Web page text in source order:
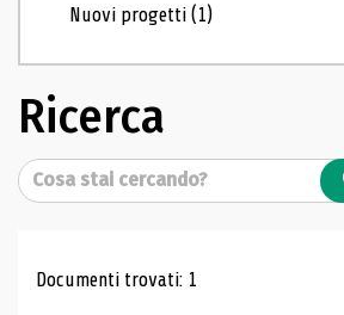
Nuovi progetti(1)
Ricerca
Cerca
Risultati di ricerca
Documenti trovati: 1